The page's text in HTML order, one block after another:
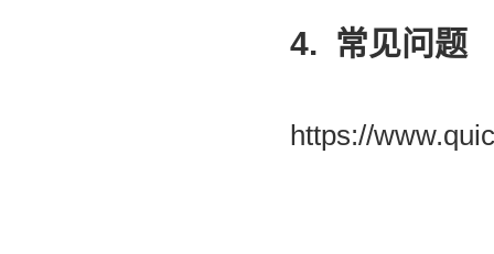
4. 常见问题
https://